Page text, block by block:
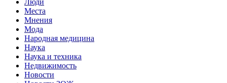
Места
Мнения
Мода
Народная медицина
Наука
Наука и техника
Недвижимость
Новости